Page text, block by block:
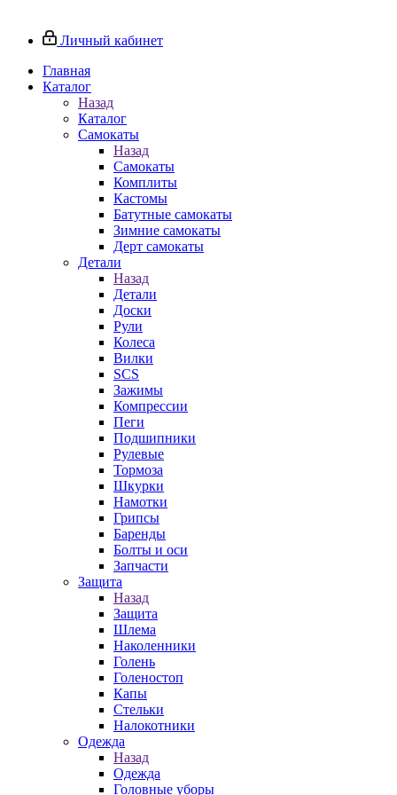
Личный кабинет
Главная
Каталог
Назад
Каталог
Самокаты
Назад
Самокаты
Комплиты
Кастомы
Батутные самокаты
Зимние самокаты
Дерт самокаты
Детали
Назад
Детали
Доски
Рули
Колеса
Вилки
SCS
Зажимы
Компрессии
Пеги
Подшипники
Рулевые
Тормоза
Шкурки
Намотки
Грипсы
Баренды
Болты и оси
Запчасти
Защита
Назад
Защита
Шлема
Наколенники
Голень
Голеностоп
Капы
Стельки
Налокотники
Одежда
Назад
Одежда
Головные уборы